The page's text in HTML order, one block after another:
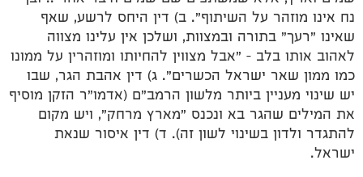
נח אינו מוזהר על השיתוף". ב) דין היחס לרשע, שאף
שאינו "רעך" בתורה ובמצוות, ושלכן אין עלינו מצווה
לאהוב אותו בלב – "אבל מצווין להחיותו ומוזהרין על ממונו
כמו ממון שאר ישראל הכשרים". ג) דין אהבת הגר, שבו
יש שינוי מעניין ביותר מלשון הרמב"ם (אדמו"ר הזקן מוסיף
את המילים שהגר בא ונכנס "מארץ מרחק", ויש מקום
להתגדר ולדון בשינוי לשון זה). ד) דין איסור שנאת
ישראל.